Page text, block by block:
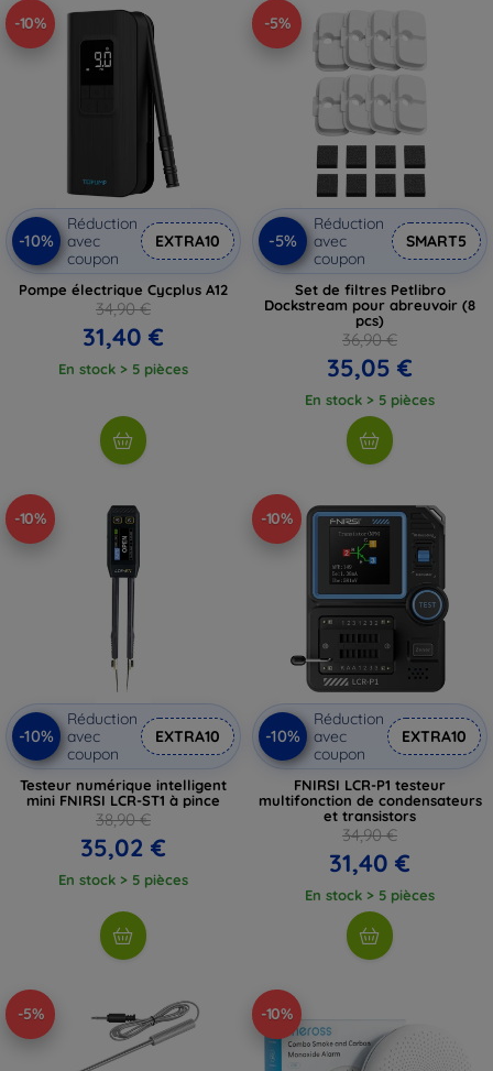
-10%
-10%
Réduction
avec
coupon
EXTRA10
Pompe électrique Cycplus A12
34,90 €
31,40 €
En stock > 5 pièces
-5%
-5%
Réduction
avec
coupon
SMART5
Set de filtres Petlibro
Dockstream pour abreuvoir (8
pcs)
36,90 €
35,05 €
En stock > 5 pièces
-10%
-10%
Réduction
avec
coupon
EXTRA10
Testeur numérique intelligent
mini FNIRSI LCR-ST1 à pince
38,90 €
35,02 €
En stock > 5 pièces
-10%
-10%
Réduction
avec
coupon
EXTRA10
FNIRSI LCR-P1 testeur
multifonction de condensateurs
et transistors
34,90 €
31,40 €
En stock > 5 pièces
-5% -10%